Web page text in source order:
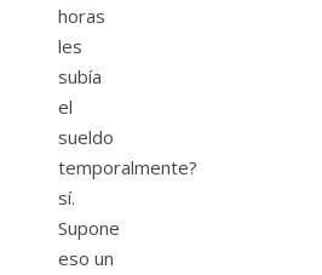
horas
les
subía
el
sueldo
temporalmente?
sí.
Supone
eso un